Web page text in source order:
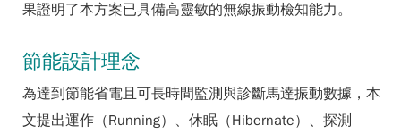
果證明了本方案已具備高靈敏的無線振動檢知能力。
節能設計理念
為達到節能省電且可長時間監測與診斷馬達振動數據，本
文提出運作（Running）、休眠（Hibernate）、探測